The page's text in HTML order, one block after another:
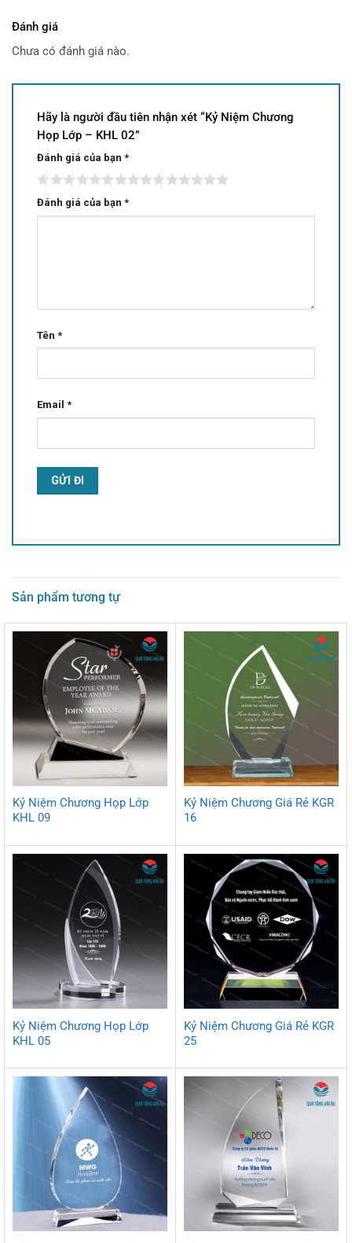
Đánh giá
Chưa có đánh giá nào.
Hãy là người đầu tiên nhận xét “Kỷ Niệm Chương
Họp Lớp – KHL 02”
Đánh giá của bạn *
Đánh giá của bạn *
Tên *
Email *
Sản phẩm tương tự
Kỷ Niệm Chương Họp Lớp
KHL 09
Kỷ Niệm Chương Giá Rẻ KGR
16
Kỷ Niệm Chương Họp Lớp
KHL 05
Kỷ Niệm Chương Giá Rẻ KGR
25